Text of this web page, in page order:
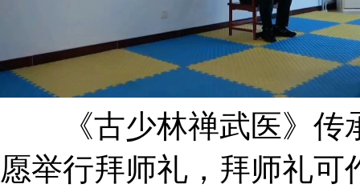
《古少林禅武医》传
愿举行拜师礼，拜师礼可